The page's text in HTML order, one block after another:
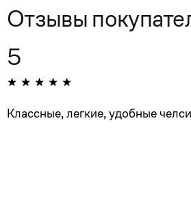
Отзывы
5
Классные, легкие, удобные